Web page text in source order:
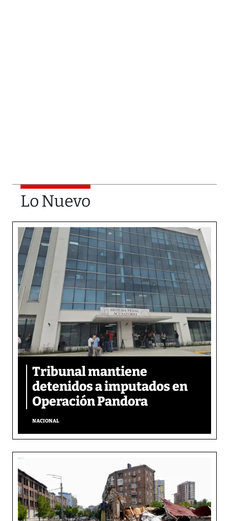
Lo Nuevo
Tribunal mantiene
detenidos a imputados en
Operación Pandora
NACIONAL